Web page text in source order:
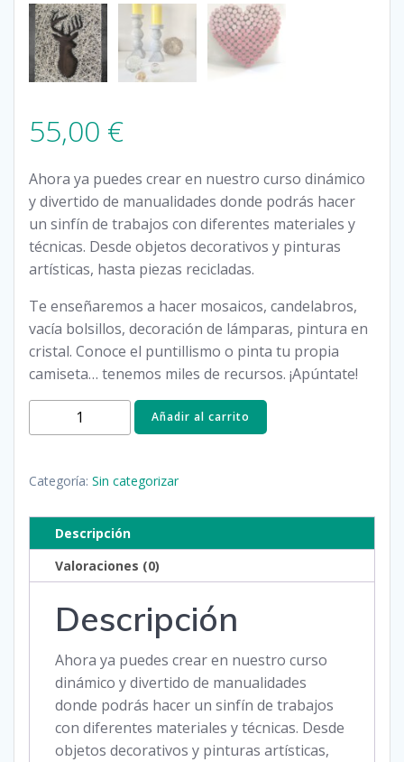
55,00 €
Ahora ya puedes crear en nuestro curso dinámico
y divertido de manualidades donde podrás hacer
un sinfín de trabajos con diferentes materiales y
técnicas. Desde objetos decorativos y pinturas
artísticas, hasta piezas recicladas.
Te enseñaremos a hacer mosaicos, candelabros,
vacía bolsillos, decoración de lámparas, pintura en
cristal. Conoce el puntillismo o pinta tu propia
camiseta… tenemos miles de recursos. ¡Apúntate!
MANUALIDADES
(Mes)
Añadir al carrito
Categoría: Sin categorizar
Descripción
Valoraciones (0)
Descripción
Ahora ya puedes crear en nuestro curso
dinámico y divertido de manualidades
donde podrás hacer un sinfín de trabajos
con diferentes materiales y técnicas. Desde
objetos decorativos y pinturas artísticas,